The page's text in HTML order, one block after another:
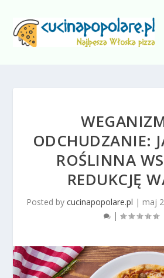
ODCHUDZANIE:
ROŚLINNA
REDUKCJĘ
Posted by cucinapopolare.pl | maj
|